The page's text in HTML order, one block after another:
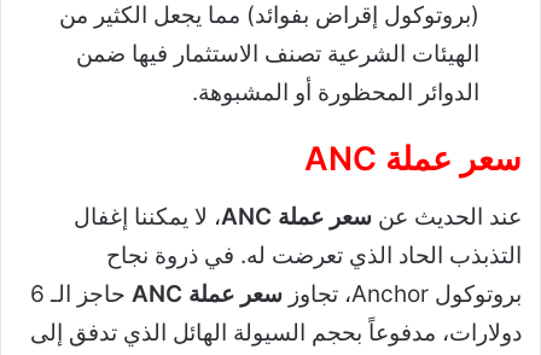
(بروتوكول إقراض بفوائد) مما يجعل الكثير من
الهيئات الشرعية تصنف الاستثمار فيها ضمن
الدوائر المحظورة أو المشبوهة.
سعر عملة ANC
عند الحديث عن سعر عملة ANC
، لا يمكننا إغفال
التذبذب الحاد الذي تعرضت له. في ذروة نجاح
بروتوكول Anchor، تجاوز
سعر عملة ANC
حاجز الـ 6
دولارات، مدفوعاً بحجم السيولة الهائل الذي تدفق إلى